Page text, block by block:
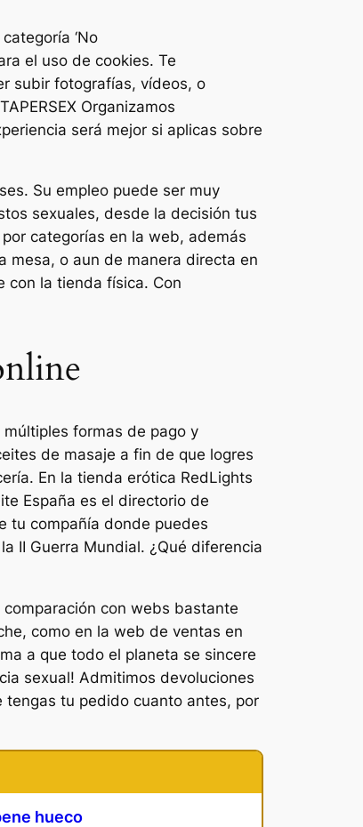
‘No
el uso de cookies. Te
subir fotografías, vídeos, o
Organizamos
será mejor si aplicas sobre
Su empleo puede ser muy
sexuales, desde la decisión tus
categorías en la web, además
mesa, o aun de manera directa en
con la tienda física. Con
formas de pago y
de masaje a fin de que logres
En la tienda erótica RedLights
España es el directorio de
tu compañía donde puedes
II Guerra Mundial. ¿Qué diferencia
con webs bastante
como en la web de ventas en
a que todo el planeta se sincere
sexual! Admitimos devoluciones
tu pedido cuanto antes, por
hueco